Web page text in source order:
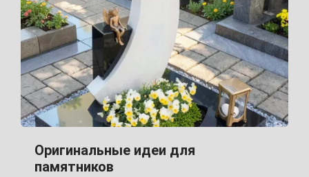
Оригинальные идеи для
памятников